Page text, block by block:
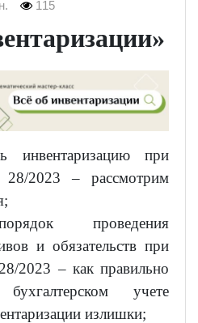
115
инвентаризацию при
2023 – рассмотрим
проведения
и обязательств при
2023 – как правильно
учете
излишки;